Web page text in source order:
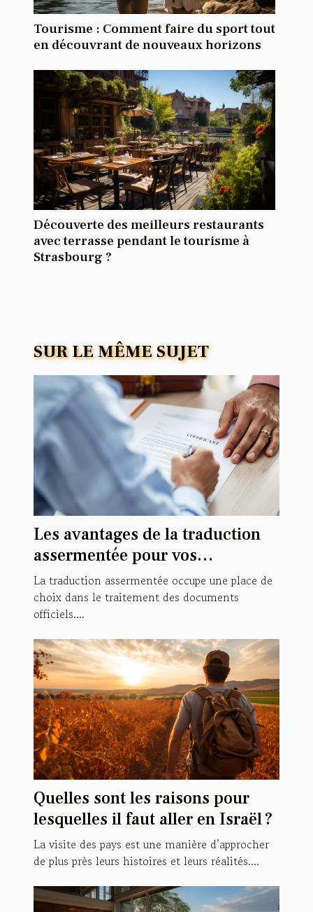
Tourisme : Comment faire du sport tout
en découvrant de nouveaux horizons
Découverte des meilleurs restaurants
avec terrasse pendant le tourisme à
Strasbourg ?
SUR LE MÊME SUJET
Les avantages de la traduction
assermentée pour vos
documents officiels
La traduction assermentée occupe une place de
choix dans le traitement des documents
officiels....
Quelles sont les raisons pour
lesquelles il faut aller en Israël ?
La visite des pays est une manière d’approcher
de plus près leurs histoires et leurs réalités....